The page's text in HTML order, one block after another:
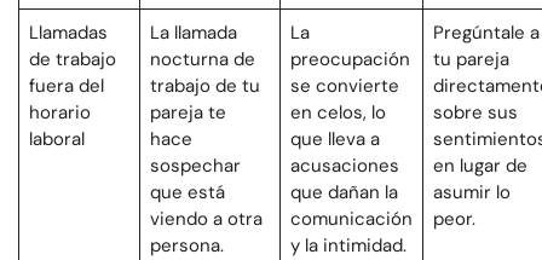
Llamadas
de trabajo
fuera del
horario
laboral
La llamada
nocturna de
trabajo de tu
pareja te
hace
sospechar
que está
viendo a otra
persona.
La
preocupación
se convierte
en celos, lo
que lleva a
acusaciones
que dañan la
comunicación
y la intimidad.
Pregúntale a
tu pareja
sobre sus
en lugar de
asumir lo
peor.